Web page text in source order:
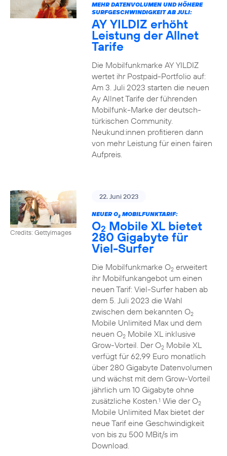
MEHR DATENVOLUMEN UND HÖHERE
SURFGESCHWINDIGKEIT AB JULI:
AY YILDIZ erhöht
Leistung der Allnet
Tarife
Die Mobilfunkmarke AY YILDIZ
wertet ihr Postpaid-Portfolio auf:
Am 3. Juli 2023 starten die neuen
Ay Allnet Tarife der führenden
Mobilfunk-Marke der deutsch-
türkischen Community.
Neukund:innen profitieren dann
von mehr Leistung für einen fairen
Aufpreis.
Credits: Gettyimages
22. Juni 2023
NEUER O2MOBILFUNKTARIF:
O2 Mobile XL bietet
280 Gigabyte für
Viel-Surfer
Die Mobilfunkmarke O2erweitert
ihr Mobilfunkangebot um einen
neuen Tarif: Viel-Surfer haben ab
dem 5. Juli 2023 die Wahl
zwischen dem bekannten O2
Mobile Unlimited Max und dem
neuen O2Mobile XL inklusive
Grow-Vorteil. Der O2Mobile XL
verfügt für 62,99 Euro monatlich
über 280 Gigabyte Datenvolumen
und wächst mit dem Grow-Vorteil
jährlich um 10 Gigabyte ohne
zusätzliche Kosten.1 Wie der O2
Mobile Unlimited Max bietet der
neue Tarif eine Geschwindigkeit
von bis zu 500 MBit/s im
Download.